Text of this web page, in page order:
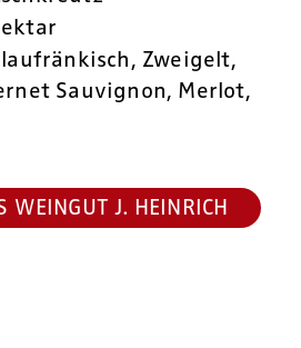
Zweigelt,
Sauvignon, Merlot,
WEINGUT J. HEINRICH